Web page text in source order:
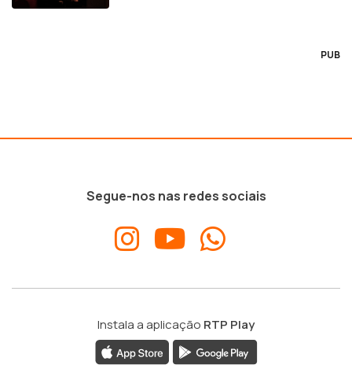
PUB
Segue-nos nas redes sociais
Instala a aplicação RTP Play